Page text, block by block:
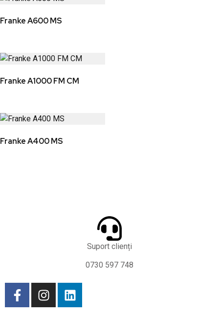
Franke A600 MS
Franke A1000 FM CM
Franke A400 MS
Suport clienți
0730 597 748